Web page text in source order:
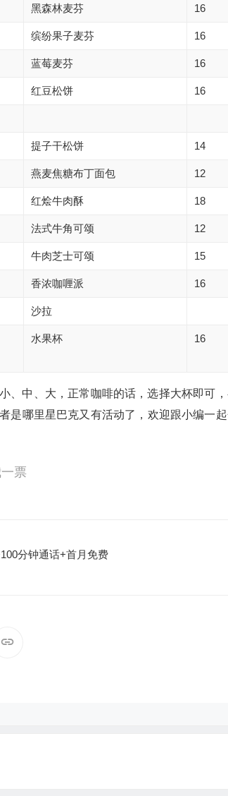
黑森林麦芬 16
缤纷果子麦芬 16
蓝莓麦芬 16
红豆松饼 16
提子干松饼 14
燕麦焦糖布丁面包 12
红烩牛肉酥 18
法式牛角可颂 12
牛肉芝士可颂 15
香浓咖喱派 16
沙拉
水果杯 16
、中、大，正常咖啡的话，选择大杯即可
是哪里星巴克又有活动了，欢迎跟小编一
票
分钟通话+首月免费